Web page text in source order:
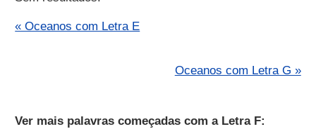
« Oceanos com Letra E
Oceanos com Letra G »
Ver mais palavras começadas com a Letra F: